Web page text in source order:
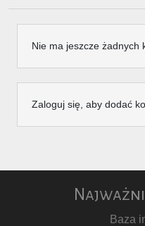
Nie ma jeszcze żadnych
Zaloguj się, aby dodać
Baza